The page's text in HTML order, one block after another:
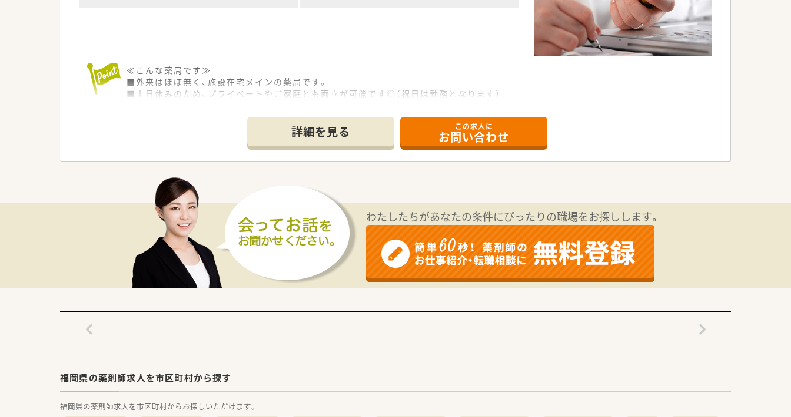
≪こんな薬局です≫
■外来はほぼ無く、施設在宅メインの薬局です。
■土日休みのため、プライベートやご家庭とも両立が可能です◎（祝日は勤務となります）
■常勤の方は20～60代と幅広く活躍されております。
■訪問介護、デイサービス、居宅介護支援サービスなど介護事業を運営している会社です。
■契約社員での募集ですが、正社員登用制度もございます。
詳細を見る この求人に
お問い合わせ
わたしたちがあなたの条件にぴったりの職場をお探しします。
福岡県の薬剤師求人を市区町村から探す
福岡県の薬剤師求人を市区町村からお探しいただけます。